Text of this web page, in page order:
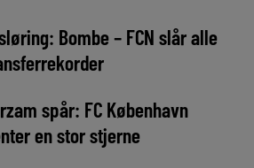
Bombe – FCN slår alle
spår: FC København
en stor stjerne